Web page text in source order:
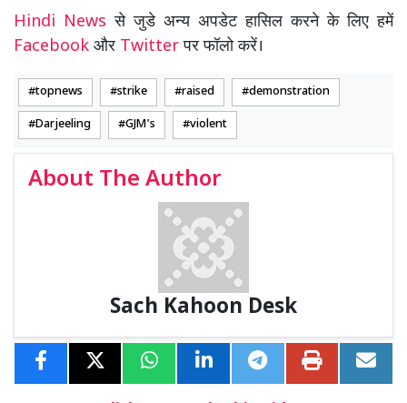
Hindi Newsसे जुडे अन्य अपडेट हासिल करने के लिए हमें
Facebook और Twitterपर फॉलो करें।
topnews strike raised demonstration
Darjeeling GJM's violent
About The Author
Sach Kahoon Desk